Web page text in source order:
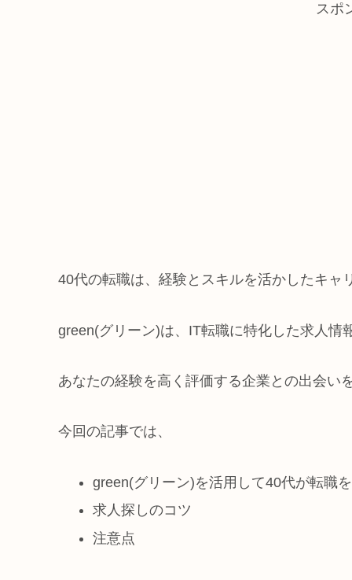
スポ
40代の転職は、経験とスキルを活かしたキャ
green(グリーン)は、IT転職に特化した求人情
あなたの経験を高く評価する企業との出会い
今回の記事では、
green(グリーン)を活用して40代が転職
求人探しのコツ
注意点